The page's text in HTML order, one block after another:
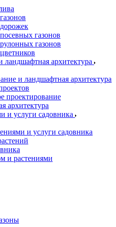
газонов
газонов
ландшафтная архитектура
и ландшафтная архитектура
проектирование
архитектура
и услуги садовника
и услуги садовника
и растениями